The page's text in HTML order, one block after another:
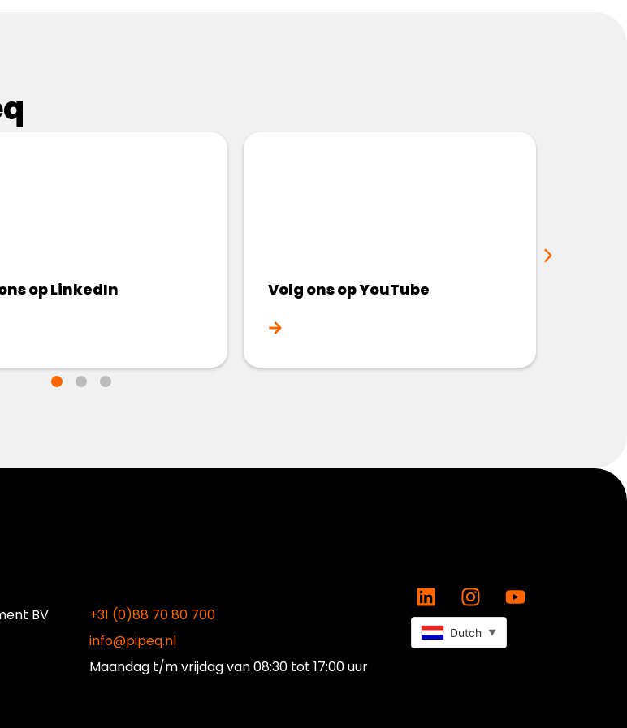
op LinkedIn Volg ons op YouTube
BV
+31 (0)88 70 80 700
info@pipeq.nl
Maandag t/m vrijdagvan 08:30 tot 17:00 uur
Dutch ▼